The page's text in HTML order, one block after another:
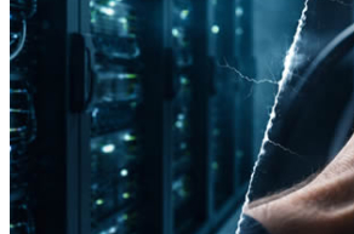
Suche
Menü Menü